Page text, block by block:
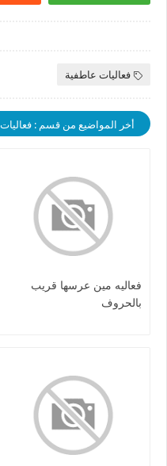
فعاليات عاطفية
أخر المواضيع من قسم :
فعاليه مين عرسها قريب
بالحروف